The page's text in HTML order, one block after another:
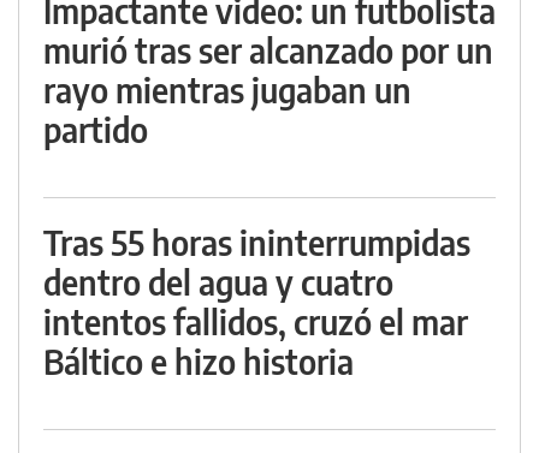
Impactante video: un futbolista
murió tras ser alcanzado por un
rayo mientras jugaban un
partido
Tras 55 horas ininterrumpidas
dentro del agua y cuatro
intentos fallidos, cruzó el mar
Báltico e hizo historia